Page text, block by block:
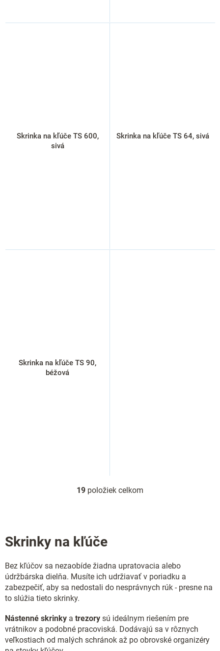
Skrinka na kľúče TS 600,
sivá
Skrinka na kľúče TS 64, sivá
Skrinka na kľúče TS 90,
béžová
O
e
p
r
y
v
ý
p
19 položiek celkom
Skrinky na kľúče
Bez kľúčov sa nezaobíde žiadna upratovacia alebo
údržbárska dielňa. Musíte ich udržiavať v poriadku a
zabezpečiť, aby sa nedostali do nesprávnych rúk - presne na
to slúžia tieto skrinky.
Nástenné skrinky a trezory sú ideálnym riešením pre
vrátnikov a podobné pracoviská. Dodávajú sa v rôznych
veľkostiach od malých schránok až po obrovské organizéry